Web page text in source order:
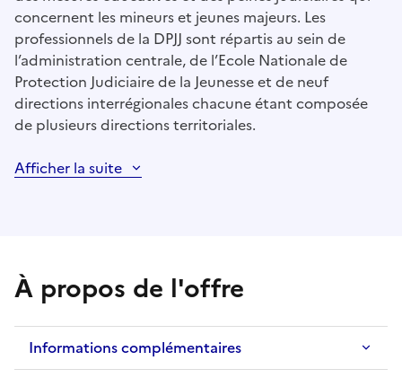
concernent les mineurs et jeunes majeurs. Les
professionnels de la DPJJ sont répartis au sein de
l’administration centrale, de l’Ecole Nationale de
Protection Judiciaire de la Jeunesse et de neuf
directions interrégionales chacune étant composée
de plusieurs directions territoriales.
Afficher la suite
À propos de l'offre
Informations complémentaires